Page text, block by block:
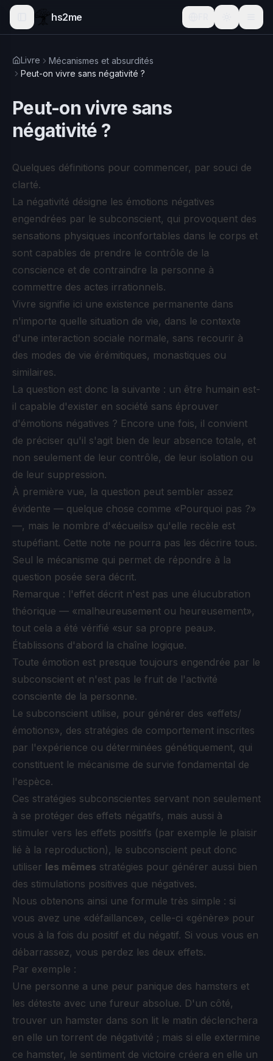
hs2me
Livre
Mécanismes et absurdités
Peut-on vivre sans négativité ?
Peut-on vivre sans
négativité ?
Quelques définitions pour commencer, par souci de
clarté.
La négativité désigne les émotions négatives
engendrées par le subconscient, qui provoquent des
sensations physiques inconfortables dans le corps et
sont capables de prendre le contrôle de la
conscience et de contraindre la personne à
commettre des actes irrationnels.
Vivre signifie ici une existence permanente dans
n'importe quelle situation de vie, dans le contexte
d'une interaction sociale normale, sans recourir à
des modes de vie érémitiques, monastiques ou
similaires.
La question est donc la suivante : un être humain est-
il capable d'exister en société sans éprouver
d'émotions négatives ? Encore une fois, il convient
de préciser qu'il s'agit bien de leur absence totale, et
non seulement de leur contrôle, de leur isolation ou
de leur suppression.
À première vue, la question peut sembler assez
évidente — quelque chose comme «Pourquoi pas ?»
—, mais le nombre d'«écueils» qu'elle recèle est
stupéfiant. Cette note ne pourra pas les décrire tous.
Seul le mécanisme qui permet de répondre à la
question posée sera décrit.
Remarque : l'effet décrit n'est pas une élucubration
théorique — «malheureusement ou heureusement»,
tout cela a été vérifié «sur sa propre peau».
Établissons d'abord la chaîne logique.
Toute émotion est presque toujours engendrée par le
subconscient et n'est pas le fruit de l'activité
consciente de la personne.
Le subconscient utilise, pour générer des «effets/
émotions», des stratégies de comportement inscrites
par l'expérience ou déterminées génétiquement, qui
constituent le mécanisme de survie fondamental de
l'espèce.
Ces stratégies subconscientes servant non seulement
à se protéger des effets négatifs, mais aussi à
stimuler vers les effets positifs (par exemple le plaisir
lié à la reproduction), le subconscient peut donc
utiliser les mêmes stratégies pour générer aussi bien
des stimulations positives que négatives.
Nous obtenons ainsi une formule très simple : si
vous avez une «défaillance», celle-ci «génère» pour
vous à la fois du positif et du négatif. Si vous vous en
débarrassez, vous perdez les deux effets.
Par exemple :
Une personne a une peur panique des hamsters et
les déteste avec une fureur absolue. D'un côté,
trouver un hamster dans son lit le matin déclenchera
en elle un torrent de négativité ; mais si elle extermine
ce hamster, le sentiment de victoire créera en elle un